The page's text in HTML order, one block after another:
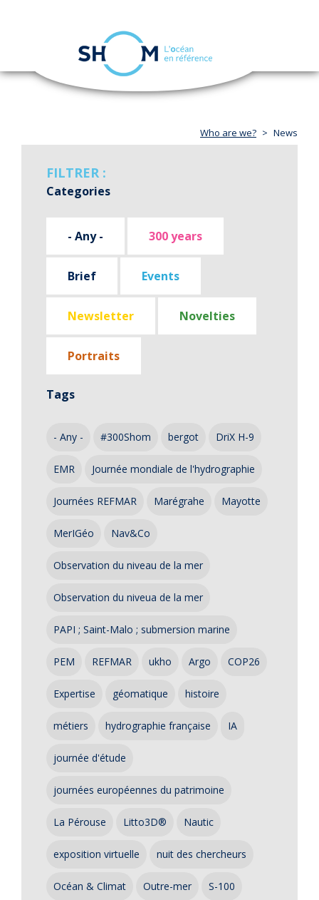
Skip
navigation
Who are we? News
FILTRER :
Categories
- Any - 300 years
Brief Events
Newsletter Novelties
Portraits
Tags
- Any - #300Shom bergot DriX H-9
EMR Journée mondiale de l'hydrographie
Journées REFMAR Marégrahe Mayotte
MerIGéo Nav&Co
Observation du niveau de la mer
Observation du niveua de la mer
PAPI ; Saint-Malo ; submersion marine
PEM REFMAR ukho Argo COP26
Expertise géomatique histoire
métiers hydrographie française IA
journée d'étude
journées européennes du patrimoine
La Pérouse Litto3D® Nautic
exposition virtuelle nuit des chercheurs
Océan & Climat Outre-mer S-100